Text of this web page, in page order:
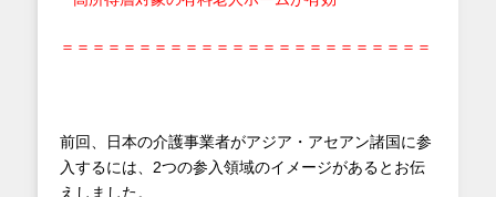
＝＝＝＝＝＝＝＝＝＝＝＝＝＝＝＝＝＝＝＝＝＝＝＝
前回、日本の介護事業者がアジア・アセアン諸国に参
入するには、2つの参入領域のイメージがあるとお伝
えしました。